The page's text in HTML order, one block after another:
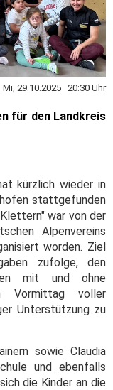
Mi, 29.10.2025 20:30 Uhr
für den Landkreis
kürzlich wieder in
stattgefunden
war von der
Alpenvereins
worden. Ziel
zufolge, den
mit und ohne
Vormittag voller
Unterstützung zu
sowie Claudia
und ebenfalls
die Kinder an die